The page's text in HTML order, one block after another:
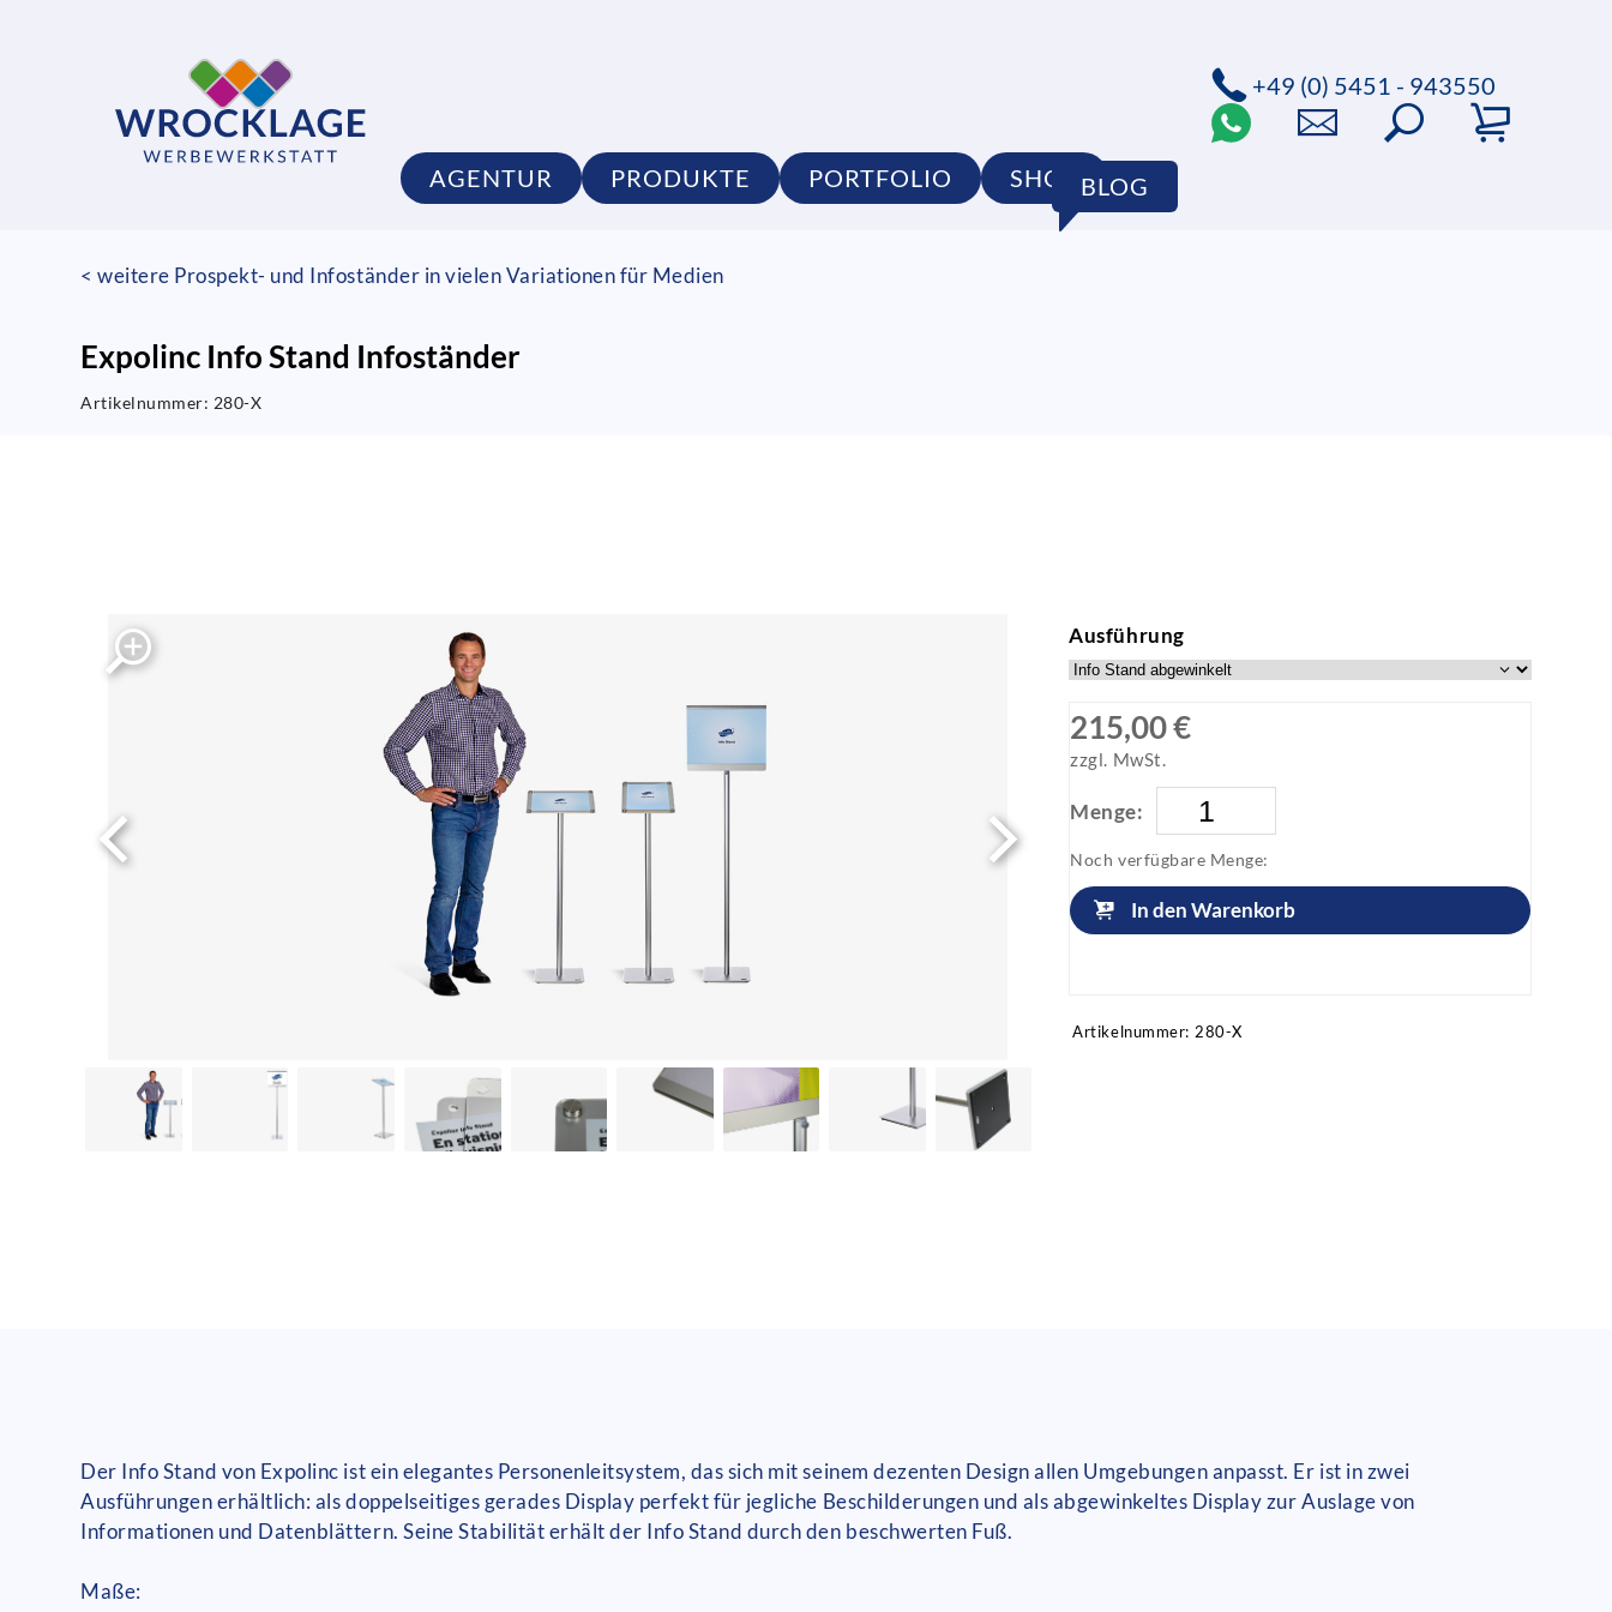
AGENTUR PRODUKTE PORTFOLIO SHOP BLOG
+49 (0) 5451 - 943550
< weitere Prospekt- und Infoständer in vielen Variationen für Medien
Expolinc Info Stand Infoständer
Artikelnummer: 280-X
Ausführung
215,00 €
zzgl. MwSt.
Menge:
Noch verfügbare Menge:
In den Warenkorb
Artikelnummer: 280-X
Der Info Stand von Expolinc ist ein elegantes Personenleitsystem, das sich mit seinem dezenten Design allen Umgebungen anpasst. Er ist in zwei
Ausführungen erhältlich: als doppelseitiges gerades Display perfekt für jegliche Beschilderungen und als abgewinkeltes Display zur Auslage von
Informationen und Datenblättern. Seine Stabilität erhält der Info Stand durch den beschwerten Fuß.
Maße: